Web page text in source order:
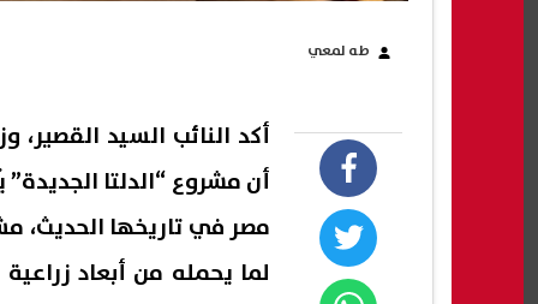
طه لمعي
أكد النائب السيد القصير،
أن مشروع “الدلتا
مصر في تاريخها الحديث،
لما يحمله من أبعاد